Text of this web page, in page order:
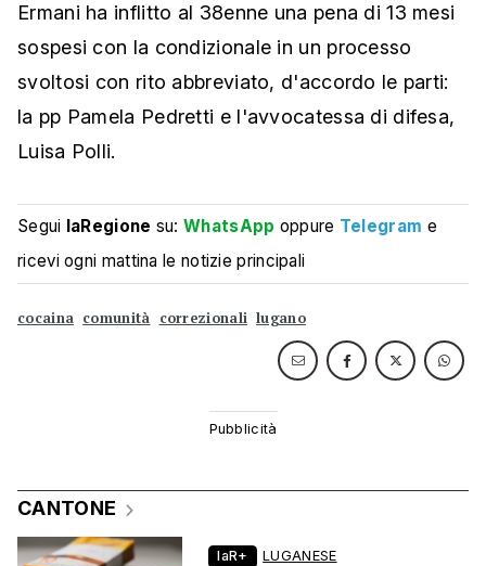
Ermani ha inflitto al 38enne una pena di 13 mesi
sospesi con la condizionale in un processo
svoltosi con rito abbreviato, d'accordo le parti:
la pp Pamela Pedretti e l'avvocatessa di difesa,
Luisa Polli.
Segui laRegione su:WhatsApp oppure Telegram e
ricevi ogni mattina le notizie principali
cocaina comunità correzionali lugano
CANTONE
laR+ LUGANESE